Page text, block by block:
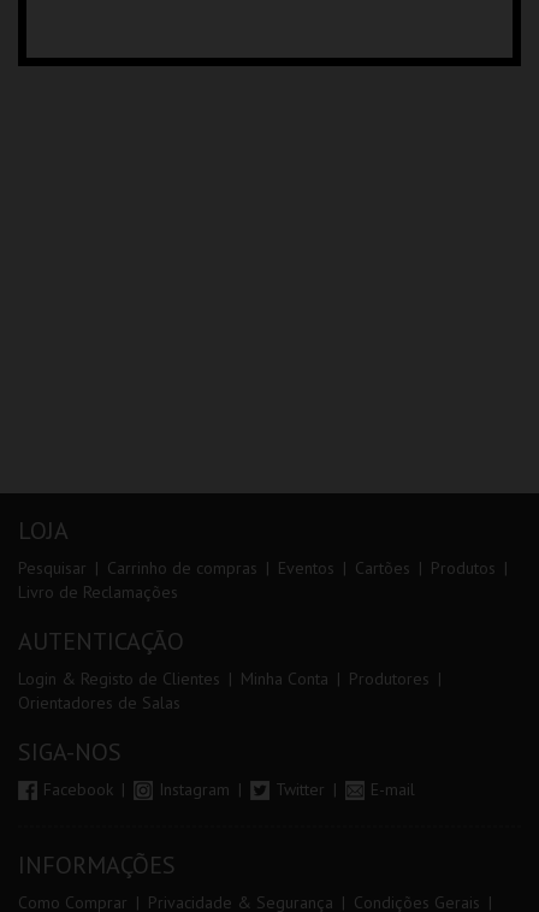
LOJA
Pesquisar Carrinho de compras Eventos Cartões
Produtos
Livro de Reclamações
AUTENTICAÇÃO
Login & Registo de Clientes Minha Conta
Produtores
Orientadores de Salas
SIGA-NOS
Facebook Instagram Twitter E-mail
INFORMAÇÕES
Como Comprar Privacidade & Segurança Condições Gerais